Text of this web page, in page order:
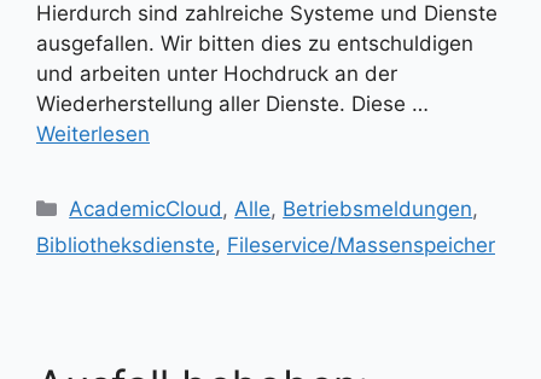
Hierdurch sind zahlreiche Systeme und Dienste
ausgefallen. Wir bitten dies zu entschuldigen
und arbeiten unter Hochdruck an der
Wiederherstellung aller Dienste. Diese …
Weiterlesen
Kategorien
AcademicCloud,Alle, Betriebsmeldungen,
Bibliotheksdienste, Fileservice/Massenspeicher